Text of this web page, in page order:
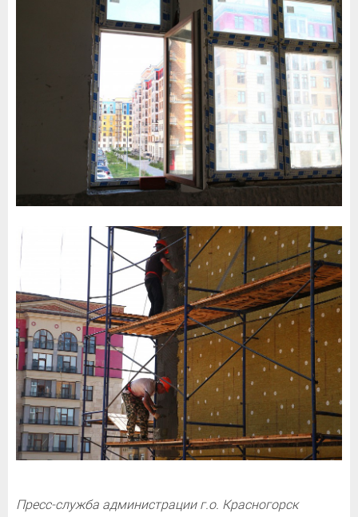
Пресс-служба администрации г.о. Красногорск